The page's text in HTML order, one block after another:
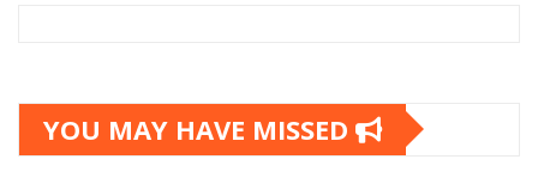
YOU MAY HAVE MISSED